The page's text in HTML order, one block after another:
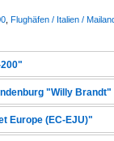
Flughäfen / Italien /
"Willy Brandt"
Europe (EC-EJU)"